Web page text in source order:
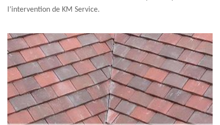
l’intervention de KM Service.